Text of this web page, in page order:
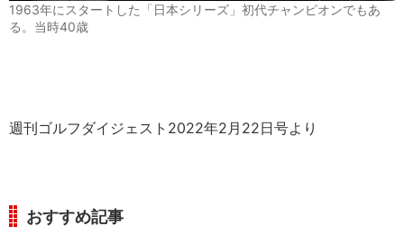
1963年にスタートした「日本シリーズ」初代チャンピオンでもあ
る。当時40歳
週刊ゴルフダイジェスト2022年2月22日号より
おすすめ記事